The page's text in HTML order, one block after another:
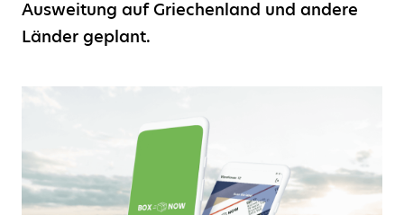
Ausweitung auf Griechenland und andere
Länder geplant.